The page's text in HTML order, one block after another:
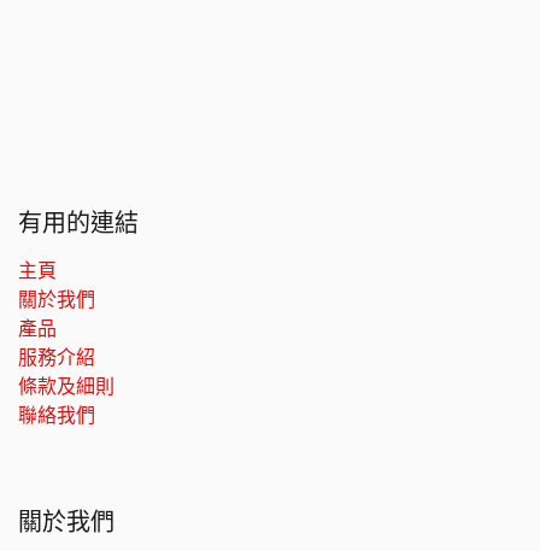
有用的連結
主頁
關於我們
產品
服務介紹
條款及細則
聯絡我們
關於我們